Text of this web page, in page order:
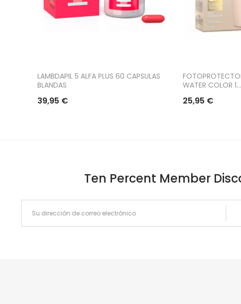
LAMBDAPIL 5 ALFA PLUS 60 CAPSULAS
BLANDAS
39,95 €
WATER COLOR 1...
25,95 €
Ten Percent Member